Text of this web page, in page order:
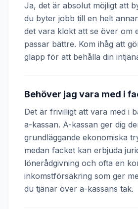
Ja, det är absolut möjligt att
du byter jobb till en helt
det vara klokt att se över om
passar bättre. Kom ihåg att
glapp för att behålla din
Behöver jag vara med i
Det är frivilligt att vara med i
a-kassan. A-kassan ger dig
grundläggande ekonomiska
medan facket kan erbjuda
lönerådgivning och ofta en
inkomstförsäkring som ger
du tjänar över a-kassans tak.